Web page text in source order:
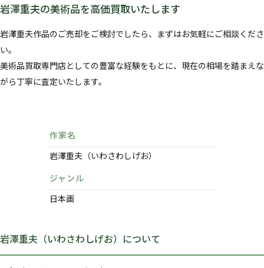
岩澤重夫の美術品を高価買取いたします
岩澤重夫作品のご売却をご検討でしたら、まずはお気軽にご相談くださ
い。
美術品買取専門店としての豊富な経験をもとに、現在の相場を踏まえな
がら丁寧に査定いたします。
作家名
岩澤重夫（いわさわしげお）
ジャンル
日本画
岩澤重夫（いわさわしげお）について